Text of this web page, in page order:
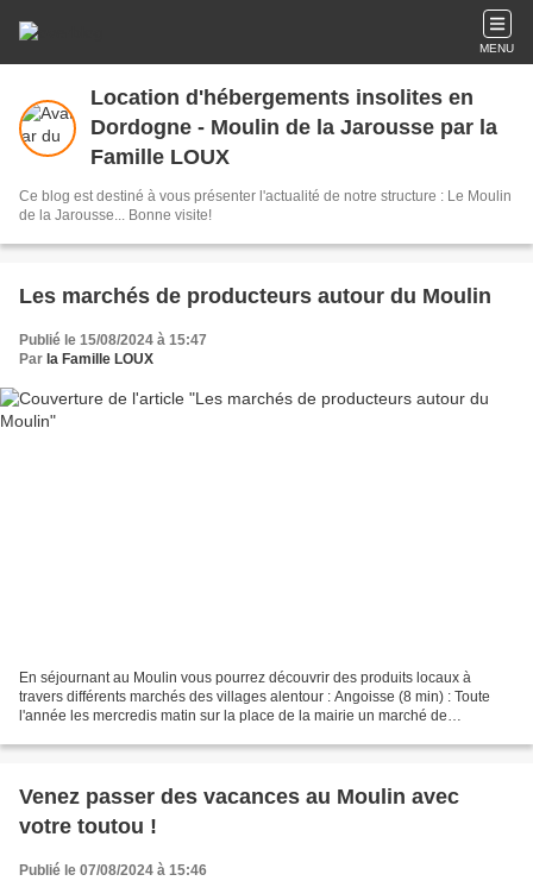
MENU
Location d'hébergements insolites en
Dordogne - Moulin de la Jarousse par la
Famille LOUX
Ce blog est destiné à vous présenter l'actualité de notre structure : Le Moulin
de la Jarousse... Bonne visite!
Les marchés de producteurs autour du Moulin
Publié le 15/08/2024 à 15:47
Par la Famille LOUX
En séjournant au Moulin vous pourrez découvrir des produits locaux à
travers différents marchés des villages alentour : Angoisse (8 min) : Toute
l'année les mercredis matin sur la place de la mairie un marché de
Venez passer des vacances au Moulin avec
votre toutou !
Publié le 07/08/2024 à 15:46